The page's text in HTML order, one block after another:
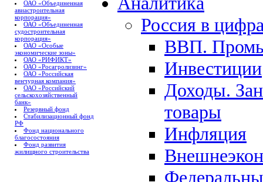
ОАО «Объединенная
авиастроительная
корпорация»
ОАО «Объединенная
судостроительная
корпорация»
ОАО «Особые
экономические зоны»
ОАО «РИФИКТ»
ОАО «Росагролизинг»
ОАО «Российская
венчурная компания»
ОАО «Российский
сельскохозяйственный
банк»
Резервный фонд
Стабилизационный фонд
РФ
Фонд национального
благосостояния
Фонд развития
жилищного строительства
Россия в
ВВП.
Инвестиции
Доходы.
товары
Инфляция